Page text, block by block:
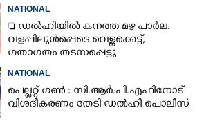
NATIONAL
 ഡൽഹിയിൽ കനത്ത മഴ പാർല.
വളപ്പിലുൾപ്പെടെ വെള്ളക്കെട്ട്,
ഗതാഗതം തടസപ്പെട്ടു
NATIONAL
പെല്ലറ്റ് ഗൺ : സി.ആർ.പി.എഫിനോട്
വിശദീകരണം തേടി ഡൽഹി പൊലീസ്